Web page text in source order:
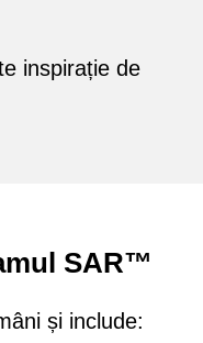
inspirație de
SAR™
și include: